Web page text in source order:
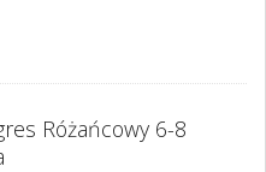
Różańcowy 6-8